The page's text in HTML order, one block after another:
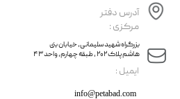
​ایمیل :
آدرس دفتر
مرکزی :
info@petabad.com
​​بزرگراه شهید سلیمانی، خیابان بنی
هاشم پلاک ۲۰۲ ، طبقه چهارم، واحد ۴۳